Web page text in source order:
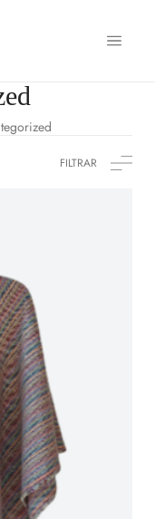
FILTRAR